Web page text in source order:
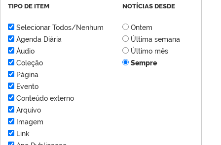
TIPO DE ITEM
Selecionar Todos/Nenhum
Agenda Diária
Áudio
Coleção
Página
Evento
Conteúdo externo
Arquivo
Imagem
Link
NOTÍCIAS DESDE
Ontem
Última semana
Último mês
Sempre